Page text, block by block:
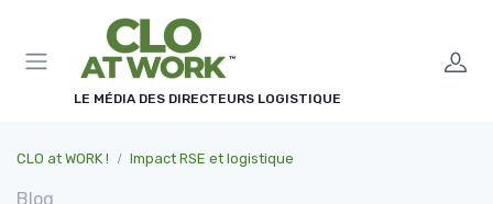
LE MÉDIA DES DIRECTEURS LOGISTIQUE
CLO at WORK ! Impact RSE et logistique
Blog
Panneau de gestion des cookies